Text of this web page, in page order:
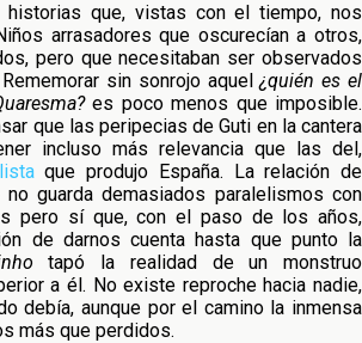
historias que, vistas con el tiempo, nos
arrasadores que oscurecían a otros,
pero que necesitaban ser observados
sin sonrojoaquel¿quién es el
es poco menos que imposible.
que las peripecias de Guti en la cantera
incluso más relevancia que las del,
que produjo España. La relación de
guarda demasiados paralelismos con
pero sí que, con el paso de los años,
de darnos cuenta hasta que punto la
tapó la realidad de un monstruo
a él. No existe reproche hacia nadie,
debía, aunque por el camino la inmensa
más que perdidos.